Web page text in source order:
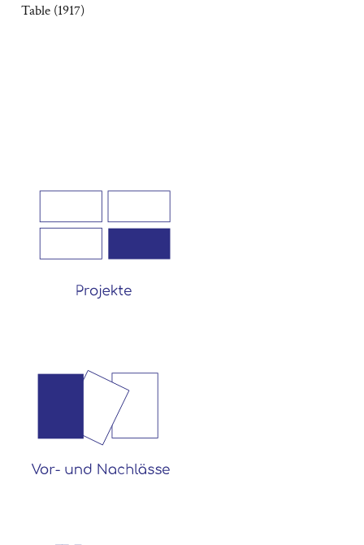
Table (1917)